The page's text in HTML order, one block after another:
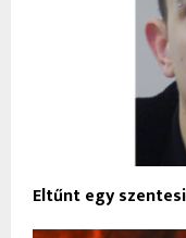
Eltűnt egy